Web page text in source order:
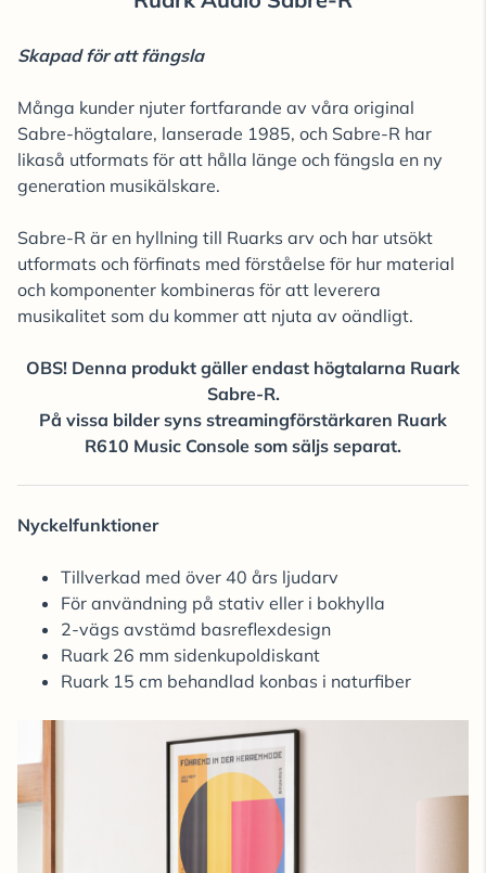
Skapad för att fängsla
Många kunder njuter fortfarande av våra original
Sabre-högtalare, lanserade 1985, och Sabre-R har
likaså utformats för att hålla länge och fängsla en ny
generation musikälskare.
Sabre-R är en hyllning till Ruarks arv och har utsökt
utformats och förfinats med förståelse för hur material
och komponenter kombineras för att leverera
musikalitet som du kommer att njuta av oändligt.
OBS! Denna produkt gäller endast högtalarna Ruark
Sabre-R.
På vissa bilder syns streamingförstärkaren Ruark
R610 Music Console som säljs separat.
Nyckelfunktioner
Tillverkad med över 40 års ljudarv
För användning på stativ eller i bokhylla
2-vägs avstämd basreflexdesign
Ruark 26 mm sidenkupoldiskant
Ruark 15 cm behandlad konbas i naturfiber